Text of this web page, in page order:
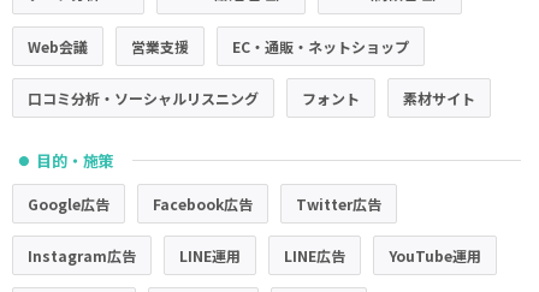
Web会議 営業支援 EC・通販・ネットショップ
口コミ分析・ソーシャルリスニング フォント 素材サイト
● 目的・施策
Google広告 Facebook広告 Twitter広告
Instagram広告 LINE運用 LINE広告 YouTube運用